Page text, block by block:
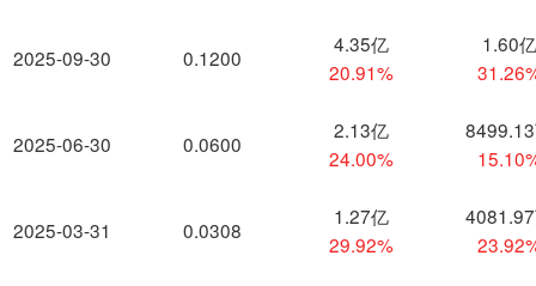
2025-09-30
2025-06-30
2025-03-31
0.1200
4.35亿
20.91%
1.60亿
0.0600
2.13亿
24.00%
0.0308
1.27亿
29.92%